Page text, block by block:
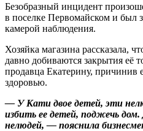
Безобразный инцидент
в поселке Первомайском и был
камерой наблюдения.
Хозяйка магазина рассказала,
давно добиваются закрытия её
продавца Екатерину, причинив
здоровью.
— У Кати двое детей, эти
избить ее детей, поджечь
нелюдей, — пояснила